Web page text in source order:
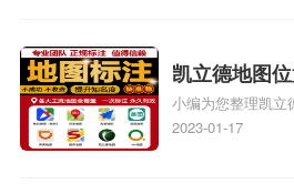
门指路人地图标注
怎么弄相关地图标
正文！
凯立德地图
自己的指路
心名？凯立德
小编为您整理凯立
啊、手机凯立德地
2023-01-17